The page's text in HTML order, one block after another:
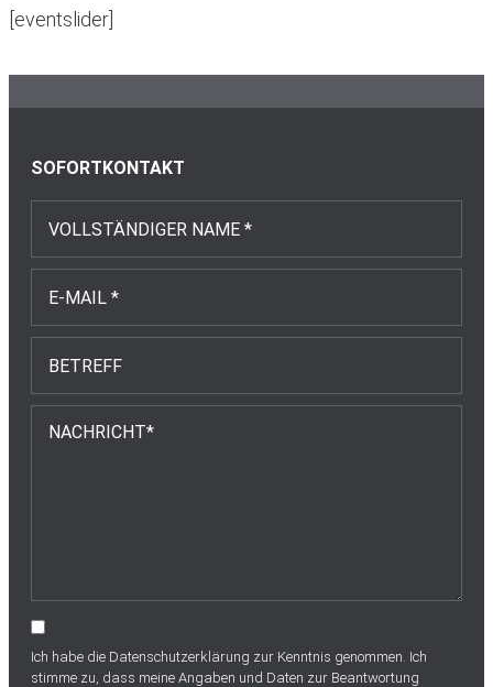
[eventslider]
SOFORTKONTAKT
Ich habe die Datenschutzerklärung zur Kenntnis genommen. Ich
stimme zu, dass meine Angaben und Daten zur Beantwortung